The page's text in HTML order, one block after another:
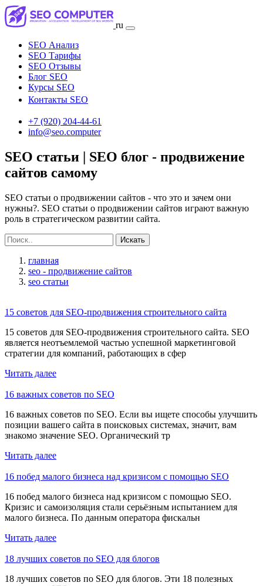
ru
SEO Анализ
SEO Тарифы
SEO Отзывы
Блог SEO
Курсы SEO
Контакты SEO
+7 (920) 204-44-61
info@seo.computer
SEO статьи | SEO блог - продвижение
сайтов самому
SEO статьи о продвижении сайтов - что это и зачем они
нужны?. SEO статьи о продвижении сайтов играют важную
роль в стратегическом развитии сайта.
Искать
главная
seo - продвижение сайтов
seo статьи
15 советов для SEO-продвижения строительного сайта
15 советов для SEO-продвижения строительного сайта. SEO
является неотъемлемой частью успешной маркетинговой
стратегии для компаний, работающих в сфер
Читать далее
16 важных советов по SEO
16 важных советов по SEO. Если вы ищете способы улучшить
позиции вашего сайта в поисковых системах, значит, вам
знакомо значение SEO. Органический тр
Читать далее
16 побед малого бизнеса над кризисом с помощью SEO
16 побед малого бизнеса над кризисом с помощью SEO.
Кризис и самоизоляция стали серьёзным испытанием для
малого бизнеса. По данным оператора фискальн
Читать далее
18 лучших советов по SEO для блогов
18 лучших советов по SEO для блогов. Эти 18 полезных